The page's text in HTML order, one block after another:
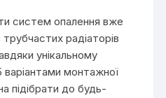
систем опалення вже
радіаторів
унікальному
варіантами монтажної
підібрати до будь-